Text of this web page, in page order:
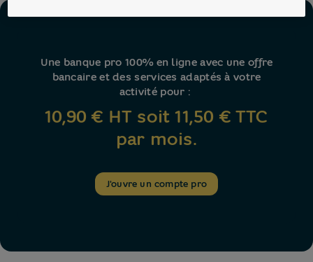
Une banque pro 100% en ligne avec une offre
bancaire et des services adaptés à votre
activité pour :
10,90 € HT soit 11,50 € TTC
par mois.
J'ouvre un compte pro